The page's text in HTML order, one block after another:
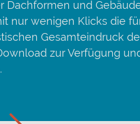
Dachformen und
nur wenigen Klicks die
Gesamteindruck
zur Verfügung